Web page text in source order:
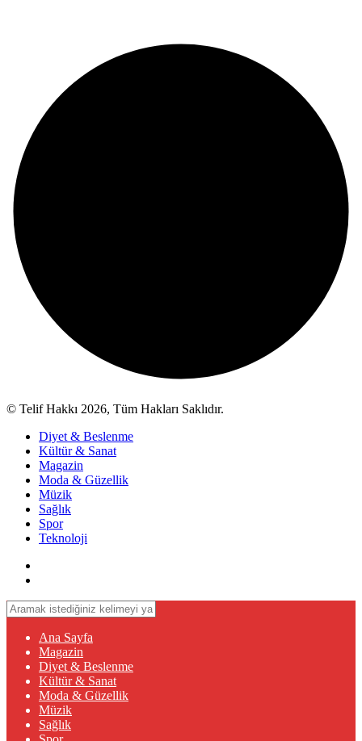
© Telif Hakkı 2026, Tüm Hakları Saklıdır.
Diyet & Beslenme
Kültür & Sanat
Magazin
Moda & Güzellik
Müzik
Sağlık
Spor
Teknoloji
Ana Sayfa
Magazin
Diyet & Beslenme
Kültür & Sanat
Moda & Güzellik
Müzik
Sağlık